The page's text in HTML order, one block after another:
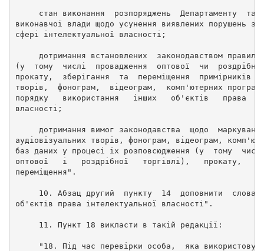
стан виконання  розпоряджень  Департаменту  та
виконавчої влади щодо усунення виявлених порушень
сфері інтелектуальної власності;
дотримання встановлених  законодавством правил
(у  тому  числі  провадження  оптової  чи
прокату,  зберігання  та  переміщення  примірників
творів,  фонограм,  відеограм,  комп'ютерних
порядку   використання   інших   об'єктів   права
власності;
дотримання вимог законодавства  щодо
аудіовізуальних творів, фонограм, відеограм,
баз даних у процесі їх розповсюдження (у  тому
оптової   і   роздрібної   торгівлі),   прокату,
переміщення".
10. Абзац другий  пункту  14  доповнити
об'єктів права інтелектуальної власності".
     11. Пункт 18 викласти в такій редакції:
"18. Під час перевірки особа,  яка